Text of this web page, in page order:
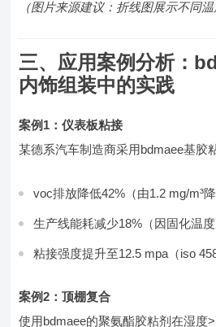
（图片来源建议：折线图展示不同
三、应用案例分析：
内饰组装中的实践
案例1：仪表板粘接
某德系汽车制造商采用bdmaee基胶
voc排放降低42%（由1.2 mg/m³降
生产线能耗减少18%（因固化温
粘接强度提升至12.5 mpa（iso
案例2：顶棚复合
使用bdmaee的聚氨酯胶粘剂在湿度